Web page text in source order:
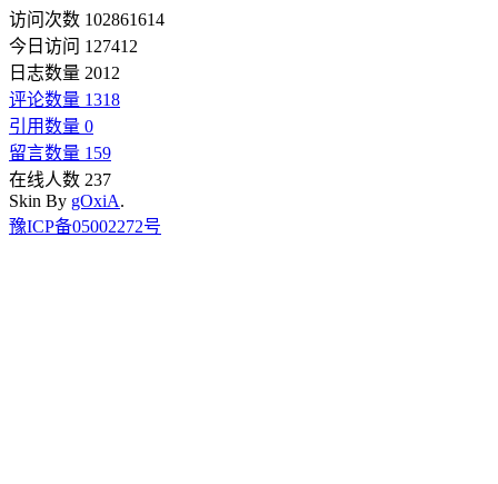
访问次数 102861614
今日访问 127412
日志数量 2012
评论数量 1318
引用数量 0
留言数量 159
在线人数 237
Skin By gOxiA.
豫ICP备05002272号